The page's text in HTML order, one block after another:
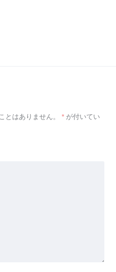
とはありません。 * が付いてい